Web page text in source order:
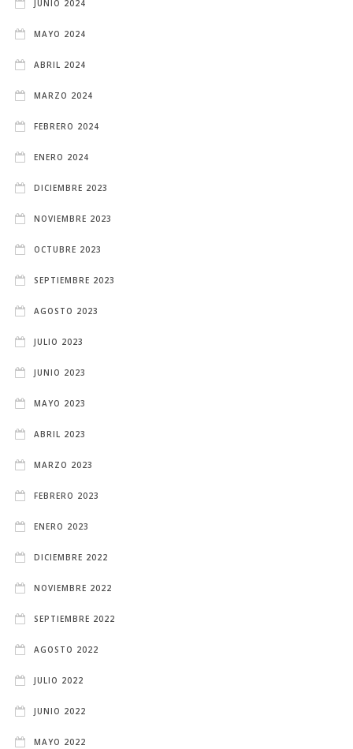
JUNIO 2024
MAYO 2024
ABRIL 2024
MARZO 2024
FEBRERO 2024
ENERO 2024
DICIEMBRE 2023
NOVIEMBRE 2023
OCTUBRE 2023
SEPTIEMBRE 2023
AGOSTO 2023
JULIO 2023
JUNIO 2023
MAYO 2023
ABRIL 2023
MARZO 2023
FEBRERO 2023
ENERO 2023
DICIEMBRE 2022
NOVIEMBRE 2022
SEPTIEMBRE 2022
AGOSTO 2022
JULIO 2022
JUNIO 2022
MAYO 2022